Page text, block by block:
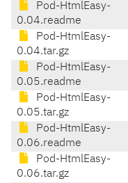
Pod-HtmlEasy-
0.04.readme
Pod-HtmlEasy-
0.04.tar.gz
Pod-HtmlEasy-
0.05.readme
Pod-HtmlEasy-
0.05.tar.gz
Pod-HtmlEasy-
0.06.readme
Pod-HtmlEasy-
0.06.tar.gz